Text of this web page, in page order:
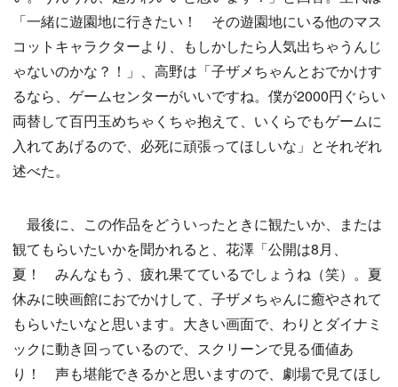
「一緒に遊園地に行きたい！ その遊園地にいる他のマス
コットキャラクターより、もしかしたら人気出ちゃうんじ
ゃないのかな？！」、高野は「子ザメちゃんとおでかけす
るなら、ゲームセンターがいいですね。僕が2000円ぐらい
両替して百円玉めちゃくちゃ抱えて、いくらでもゲームに
入れてあげるので、必死に頑張ってほしいな」とそれぞれ
述べた。
最後に、この作品をどういったときに観たいか、または
観てもらいたいかを聞かれると、花澤「公開は8月、
夏！ みんなもう、疲れ果てているでしょうね（笑）。夏
休みに映画館におでかけして、子ザメちゃんに癒やされて
もらいたいなと思います。大きい画面で、わりとダイナミ
ックに動き回っているので、スクリーンで見る価値あ
り！ 声も堪能できるかと思いますので、劇場で見てほし